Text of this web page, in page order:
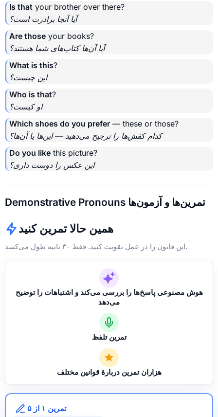
Is that your brother over there?
آیا آنجا برادرت است؟
Are those your books?
آیا آن‌ها کتاب‌های شما هستند؟
What is this?
این چیست؟
Who is that?
او کیست؟
Which shoes do you prefer — these or those?
کدام کفش‌ها را ترجیح می‌دهید — این‌ها یا آن‌ها؟
Do you like this picture?
این عکس را دوست داری؟
Demonstrative Pronouns تمرین‌ها و آزمون‌ها
همین حالا تمرین کنید
این قانون را در عمل تقویت کنید. فقط ۳۰ ثانیه طول می‌کشد.
هوش مصنوعی پاسخ‌ها را بررسی می‌کند و اشتباهات را توضیح
می‌دهد
تمرین تلفظ
هزاران تمرین دربارهٔ قوانین مختلف
تمرین ۱ از ۵